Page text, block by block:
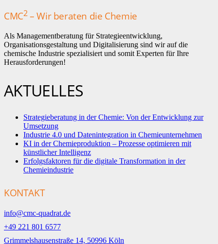
CMC2– Wir beraten die Chemie
Als Managementberatung für Strategieentwicklung,
Organisationsgestaltung und Digitalisierung sind wir auf die
chemische Industrie spezialisiert und somit Experten für Ihre
Herausforderungen!
AKTUELLES
Strategieberatung in der Chemie: Von der Entwicklung zur
Umsetzung
Industrie 4.0 und Datenintegration in Chemieunternehmen
KI in der Chemieproduktion – Prozesse optimieren mit
künstlicher Intelligenz
Erfolgsfaktoren für die digitale Transformation in der
Chemieindustrie
KONTAKT
info@cmc-quadrat.de
+49 221 801 6577
Grimmelshausenstraße 14, 50996 Köln